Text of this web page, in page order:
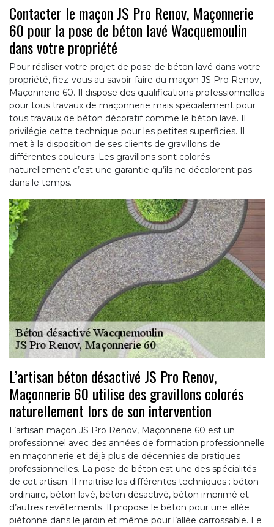
Contacter le maçon JS Pro Renov, Maçonnerie
60 pour la pose de béton lavé Wacquemoulin
dans votre propriété
Pour réaliser votre projet de pose de béton lavé dans votre
propriété, fiez-vous au savoir-faire du maçon JS Pro Renov,
Maçonnerie 60. Il dispose des qualifications professionnelles
pour tous travaux de maçonnerie mais spécialement pour
tous travaux de béton décoratif comme le béton lavé. Il
privilégie cette technique pour les petites superficies. Il
met à la disposition de ses clients de gravillons de
différentes couleurs. Les gravillons sont colorés
naturellement c’est une garantie qu’ils ne décolorent pas
dans le temps.
L’artisan béton désactivé JS Pro Renov,
Maçonnerie 60 utilise des gravillons colorés
naturellement lors de son intervention
L’artisan maçon JS Pro Renov, Maçonnerie 60 est un
professionnel avec des années de formation professionnelle
en maçonnerie et déjà plus de décennies de pratiques
professionnelles. La pose de béton est une des spécialités
de cet artisan. Il maitrise les différentes techniques : béton
ordinaire, béton lavé, béton désactivé, béton imprimé et
d’autres revêtements. Il propose le béton pour une allée
piétonne dans le jardin et même pour l’allée carrossable. Le